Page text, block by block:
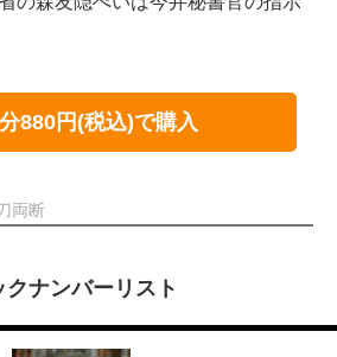
880円(税込)で購入
両断
クナンバーリスト